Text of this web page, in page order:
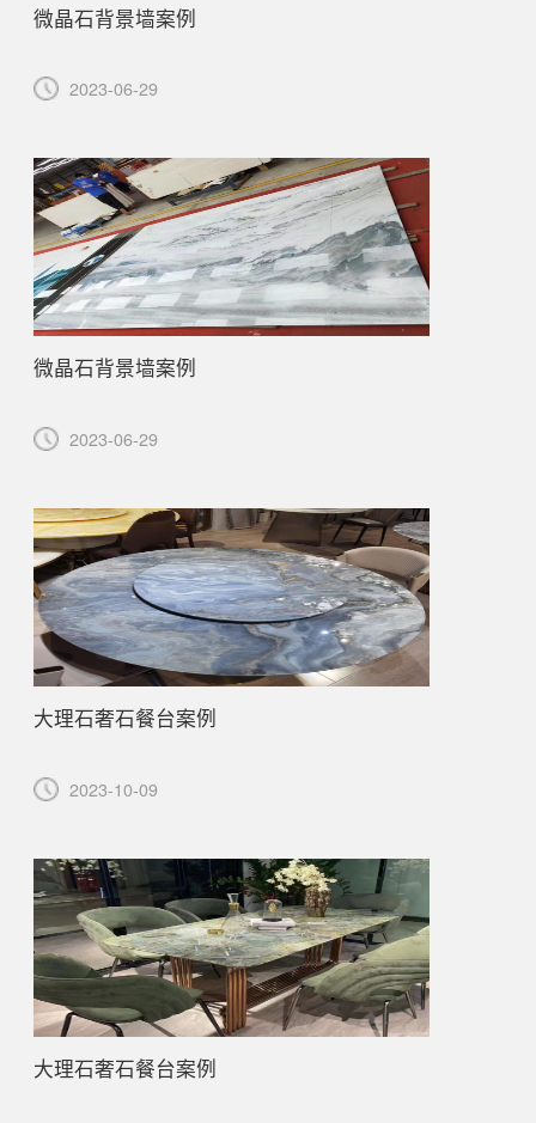
微晶石背景墙案例
2023-06-29
微晶石背景墙案例
2023-06-29
大理石奢石餐台案例
2023-10-09
大理石奢石餐台案例